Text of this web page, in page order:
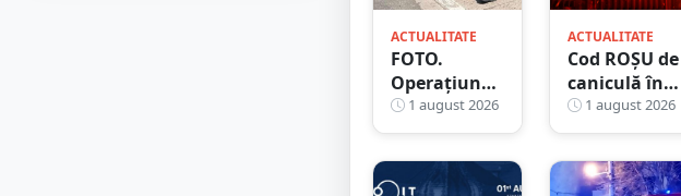
ACTUALITATE
FOTO.
Operațiune
de amploare
la frontiera
cu Ungaria.
Polițiști
1 august 2026
ACTUALITATE
Cod ROȘU de
caniculă în
județul Satu
Mare. Cum
trebuie să vă
protejați
1 august 2026